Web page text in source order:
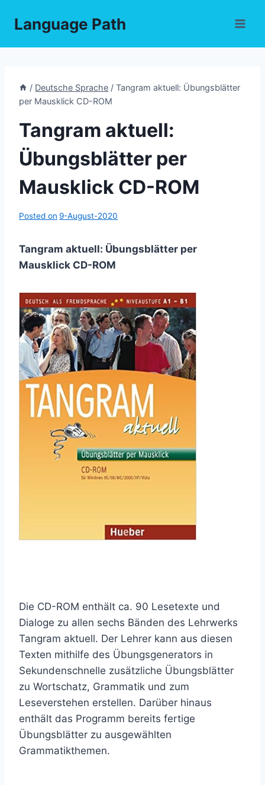
Language Path
/ Deutsche Sprache / Tangram aktuell: Übungsblätter
per Mausklick CD-ROM
Tangram aktuell:
Übungsblätter per
Mausklick CD-ROM
Posted on 9-August-2020
Tangram aktuell: Übungsblätter per
Mausklick CD-ROM
Die CD-ROM enthält ca. 90 Lesetexte und
Dialoge zu allen sechs Bänden des Lehrwerks
Tangram aktuell. Der Lehrer kann aus diesen
Texten mithilfe des Übungsgenerators in
Sekundenschnelle zusätzliche Übungsblätter
zu Wortschatz, Grammatik und zum
Leseverstehen erstellen. Darüber hinaus
enthält das Programm bereits fertige
Übungsblätter zu ausgewählten
Grammatikthemen.